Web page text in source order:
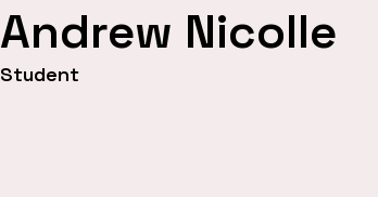
Andrew Nicolle
Student